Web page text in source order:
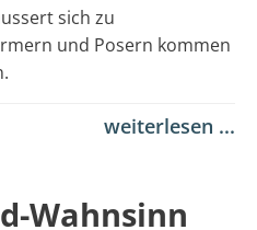
sich zu
und Posern kommen
weiterlesen ...
Wahnsinn